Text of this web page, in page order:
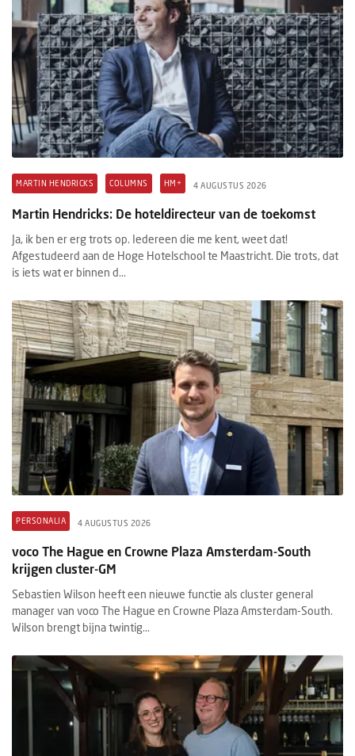
MARTIN HENDRICKS COLUMNS HM+ 4 AUGUSTUS 2026
Martin Hendricks: De hoteldirecteur van de toekomst
Ja, ik ben er erg trots op. Iedereen die me kent, weet dat!
Afgestudeerd aan de Hoge Hotelschool te Maastricht. Die trots, dat
is iets wat er binnen d...
PERSONALIA 4 AUGUSTUS 2026
voco The Hague en Crowne Plaza Amsterdam-South
krijgen cluster-GM
Sebastien Wilson heeft een nieuwe functie als cluster general
manager van voco The Hague en Crowne Plaza Amsterdam-South.
Wilson brengt bijna twintig...